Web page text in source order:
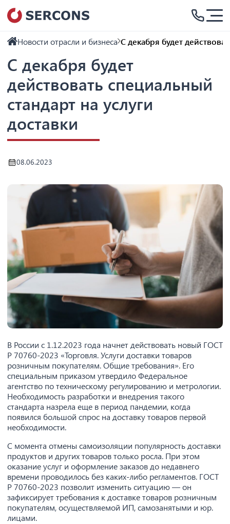
Новости отрасли и бизнеса С декабря будет
С декабря будет
действовать специальный
стандарт на услуги
доставки
08.06.2023
В России с 1.12.2023 года начнет действовать новый ГОСТ
Р 70760-2023 «Торговля. Услуги доставки товаров
розничным покупателям. Общие требования». Его
специальным приказом утвердило Федеральное
агентство по техническому регулированию и метрологии.
Необходимость разработки и внедрения такого
стандарта назрела еще в период пандемии, когда
появился большой спрос на доставку товаров первой
необходимости.
С момента отмены самоизоляции популярность доставки
продуктов и других товаров только росла. При этом
оказание услуг и оформление заказов до недавнего
времени проводилось без каких-либо регламентов. ГОСТ
Р 70760-2023 позволит изменить ситуацию — он
зафиксирует требования к доставке товаров розничным
покупателям, осуществляемой ИП, самозанятыми и юр.
лицами.